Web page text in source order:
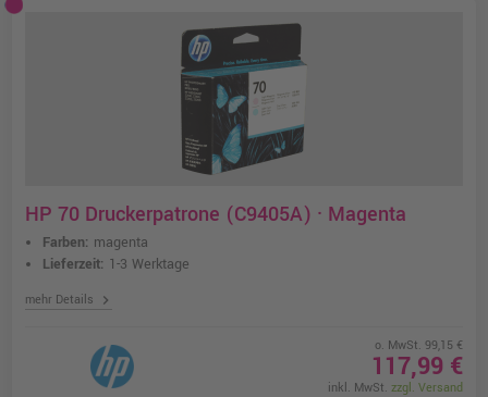
HP 70 Druckerpatrone (C9405A) · Magenta
Farben: magenta
Lieferzeit: 1-3 Werktage
mehr Details chevron_right
o. MwSt. 99,15 €
117,99 €
inkl. MwSt. zzgl. Versand